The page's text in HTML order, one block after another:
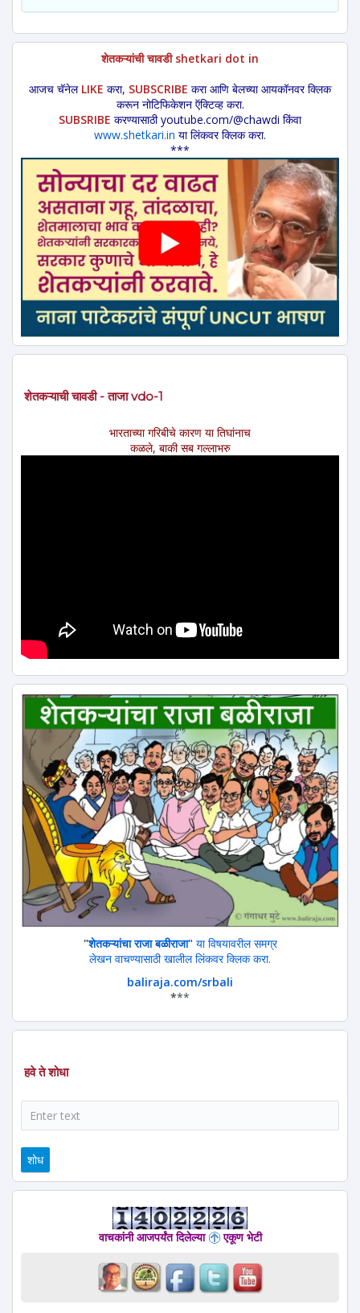
शेतकऱ्यांची चावडी shetkari dot in
आजच चॅनेल LIKE करा, SUBSCRIBE करा आणि बेलच्या आयकॉनवर क्लिक
करून नोटिफिकेशन ऍक्टिव्ह करा.
SUBSRIBE करण्यासाठी youtube.com/@chawdi किंवा
www.shetkari.in या लिंकवर क्लिक करा.
***
शेतकऱ्याची चावडी - ताजा vdo-1
भारताच्या गरिबीचे कारण या तिघांनाच
कळले, बाकी सब गल्लाभरु
"शेतकऱ्यांचा राजा बळीराजा"या विषयावरील समग्र
लेखन वाचण्यासाठी खालील लिंकवर क्लिक करा.
baliraja.com/srbali
***
हवे ते शोधा
शोध
वाचकांनी आजपर्यंत दिलेल्या एकूण भेटी